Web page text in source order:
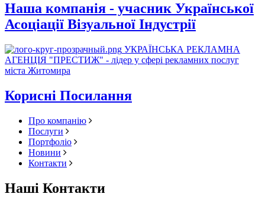
Наша компанія - учасник Української
Асоціації Візуальної Індустрії
УКРАЇНСЬКА РЕКЛАМНА
АГЕНЦІЯ "ПРЕСТИЖ" - лідер у сфері рекламних послуг
міста Житомира
Корисні Посилання
Про компанію
Послуги
Портфоліо
Новини
Контакти
Наші Контакти